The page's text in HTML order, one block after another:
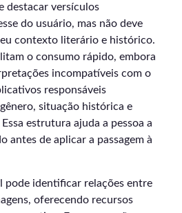
destacar versículos
do usuário, mas não deve
contexto literário e histórico.
o consumo rápido, embora
incompatíveis com o
responsáveis
situação histórica e
estrutura ajuda a pessoa a
antes de aplicar a passagem à
pode identificar relações entre
oferecendo recursos